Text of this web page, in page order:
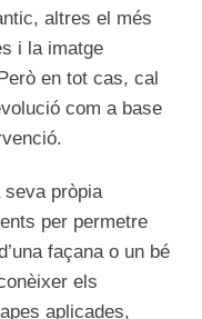
altres el més
i la imatge
en tot cas, cal
com a base
seva pròpia
per permetre
façana o un bé
els
aplicades,